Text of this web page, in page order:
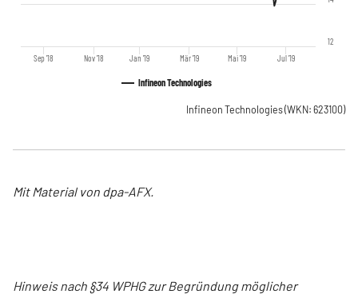
Infineon Technologies
Sep '18 Nov '18 Jan '19 Mär '19 Mai '19 Jul '19
12
Infineon Technologies(WKN: 623100)
Mit Material von dpa-AFX.
Hinweis nach §34 WPHG zur Begründung möglicher